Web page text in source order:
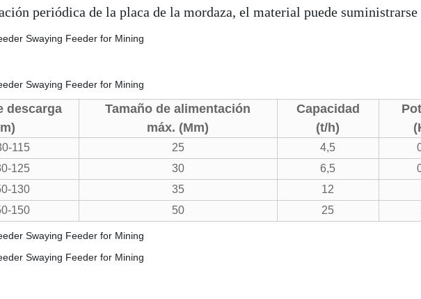
periódica de la placa de la mordaza, el material puede
descarga
Tamaño de alimentación
máx. (Mm)
Capacidad
(t/h)
115 25 4,5
125 30 6,5
130 35 12
150 50 25